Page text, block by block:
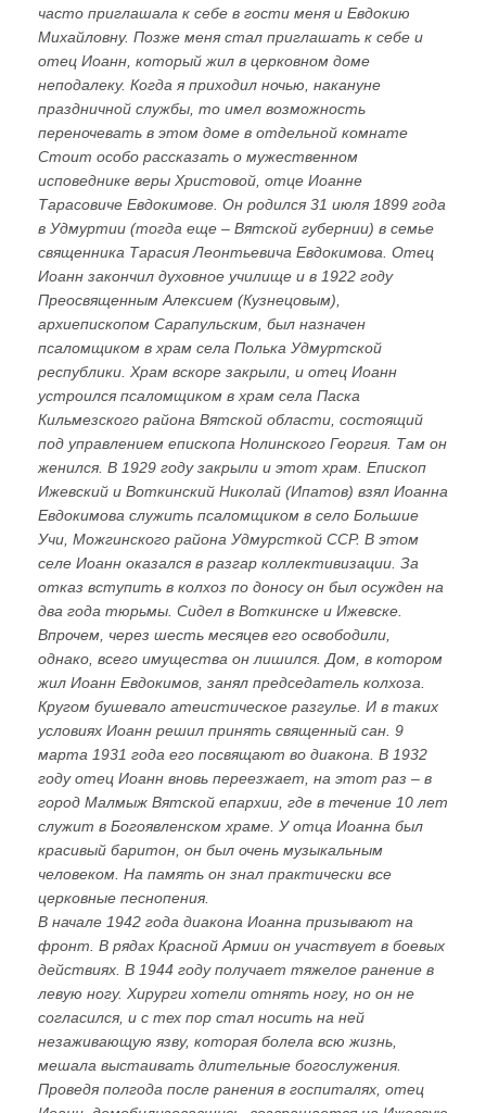
часто приглашала к себе в гости меня и Евдокию
Михайловну. Позже меня стал приглашать к себе и
отец Иоанн, который жил в церковном доме
неподалеку. Когда я приходил ночью, накануне
праздничной службы, то имел возможность
переночевать в этом доме в отдельной комнате
Стоит особо рассказать о мужественном
исповеднике веры Христовой, отце Иоанне
Тарасовиче Евдокимове. Он родился 31 июля 1899 года
в Удмуртии (тогда еще – Вятской губернии) в семье
священника Тарасия Леонтьевича Евдокимова. Отец
Иоанн закончил духовное училище и в 1922 году
Преосвященным Алексием (Кузнецовым),
архиепископом Сарапульским, был назначен
псаломщиком в храм села Полька Удмуртской
республики. Храм вскоре закрыли, и отец Иоанн
устроился псаломщиком в храм села Паска
Кильмезского района Вятской области, состоящий
под управлением епископа Нолинского Георгия. Там он
женился. В 1929 году закрыли и этот храм. Епископ
Ижевский и Воткинский Николай (Ипатов) взял Иоанна
Евдокимова служить псаломщиком в село Большие
Учи, Можгинского района Удмурсткой ССР. В этом
селе Иоанн оказался в разгар коллективизации. За
отказ вступить в колхоз по доносу он был осужден на
два года тюрьмы. Сидел в Воткинске и Ижевске.
Впрочем, через шесть месяцев его освободили,
однако, всего имущества он лишился. Дом, в котором
жил Иоанн Евдокимов, занял председатель колхоза.
Кругом бушевало атеистическое разгулье. И в таких
условиях Иоанн решил принять священный сан. 9
марта 1931 года его посвящают во диакона. В 1932
году отец Иоанн вновь переезжает, на этот раз – в
город Малмыж Вятской епархии, где в течение 10 лет
служит в Богоявленском храме. У отца Иоанна был
красивый баритон, он был очень музыкальным
человеком. На память он знал практически все
церковные песнопения.
В начале 1942 года диакона Иоанна призывают на
фронт. В рядах Красной Армии он участвует в боевых
действиях. В 1944 году получает тяжелое ранение в
левую ногу. Хирурги хотели отнять ногу, но он не
согласился, и с тех пор стал носить на ней
незаживающую язву, которая болела всю жизнь,
мешала выстаивать длительные богослужения.
Проведя полгода после ранения в госпиталях, отец